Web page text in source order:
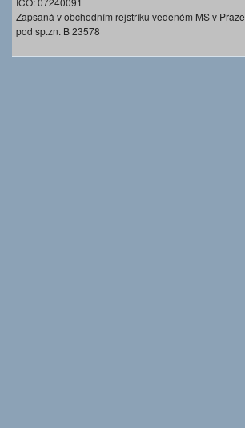
Zapsaná v obchodním rejstříku vedeném MS v Praze
pod sp.zn. B 23578